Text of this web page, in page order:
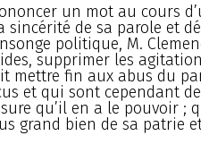
un mot au cours
sincérité de sa parole et
politique, M.
supprimer les
mettre fin aux abus du
et qui sont cependant
qu’il en a le pouvoir ;
grand bien de sa patrie